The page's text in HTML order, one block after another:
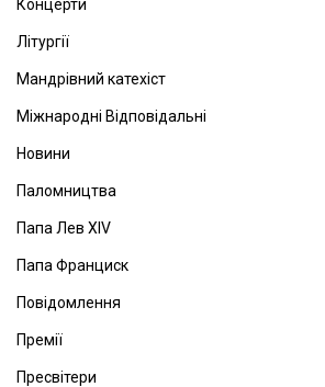
Концерти
Літургії
Мандрівний катехіст
Міжнародні Відповідальні
Новини
Паломництва
Папа Лев ХІV
Папа Франциск
Повідомлення
Премії
Пресвітери